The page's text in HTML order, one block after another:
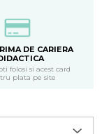
DE CARIERA
folosi si acest card
plata pe site